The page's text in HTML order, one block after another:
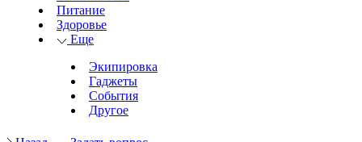
Питание
Здоровье
Еще
Экипировка
Гаджеты
События
Другое